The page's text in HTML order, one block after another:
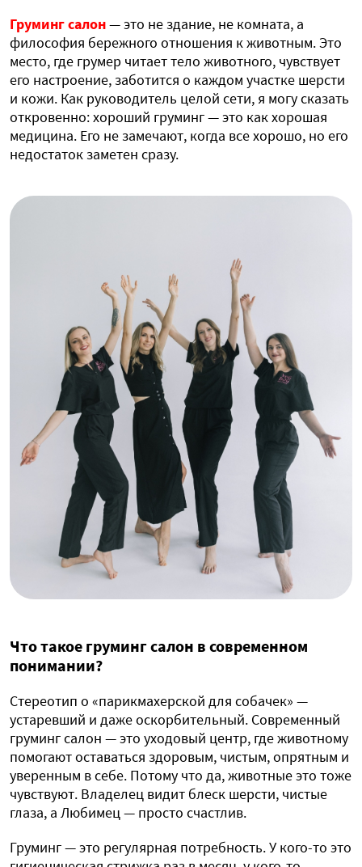
Груминг салон— это не здание, не комната, а
философия бережного отношения к животным. Это
место, где грумер читает тело животного, чувствует
его настроение, заботится о каждом участке шерсти
и кожи. Как руководитель целой сети, я могу сказать
откровенно: хороший груминг — это как хорошая
медицина. Его не замечают, когда все хорошо, но его
недостаток заметен сразу.
Что такое груминг салон в современном
понимании?
Стереотип о «парикмахерской для собачек» —
устаревший и даже оскорбительный. Современный
груминг салон — это уходовый центр, где животному
помогают оставаться здоровым, чистым, опрятным и
уверенным в себе. Потому что да, животные это тоже
чувствуют. Владелец видит блеск шерсти, чистые
глаза, а Любимец — просто счастлив.
Груминг — это регулярная потребность. У кого-то это